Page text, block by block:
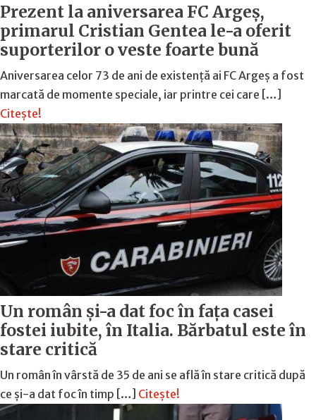
Prezent la aniversarea FC Argeș,
primarul Cristian Gentea le-a oferit
suporterilor o veste foarte bună
Aniversarea celor 73 de ani de existență ai FC Argeș a fost
marcată de momente speciale, iar printre cei care […]
Citește!
Un român și-a dat foc în fața casei
fostei iubite, în Italia. Bărbatul este în
stare critică
Un român în vârstă de 35 de ani se află în stare critică după
ce și-a dat foc în timp […] Citește!